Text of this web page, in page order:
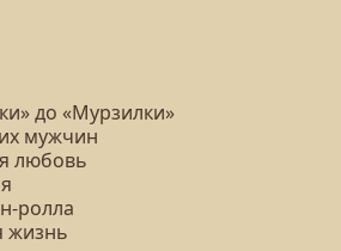
до «Мурзилки»
мужчин
любовь
ролла
жизнь